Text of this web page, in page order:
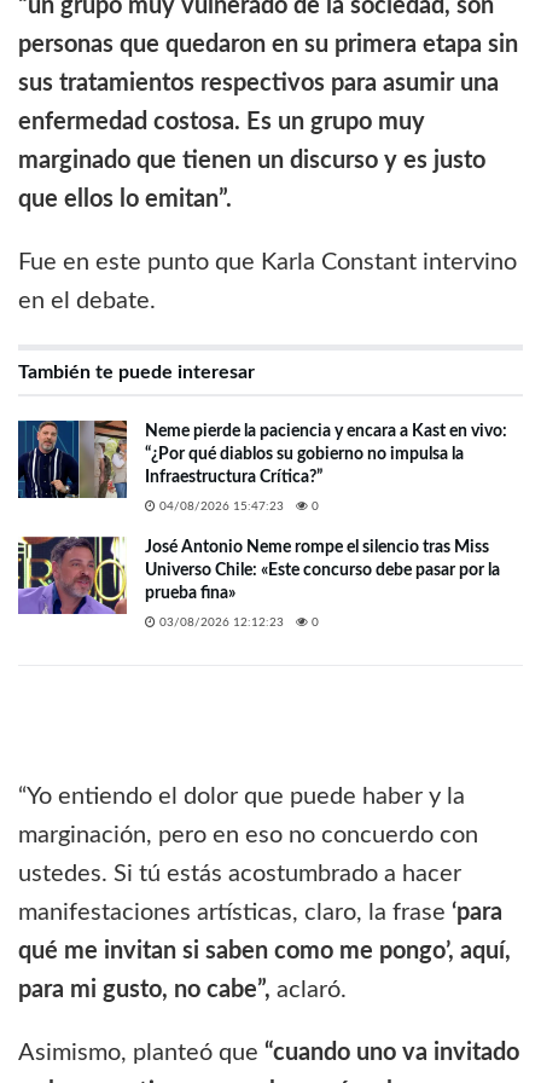
“un grupo muy vulnerado de la sociedad, son
personas que quedaron en su primera etapa sin
sus tratamientos respectivos para asumir una
enfermedad costosa. Es un grupo muy
marginado que tienen un discurso y es justo
que ellos lo emitan”.
Fue en este punto que Karla Constant intervino
en el debate.
También te puede interesar
Neme pierde la paciencia y encara a Kast en vivo:
“¿Por qué diablos su gobierno no impulsa la
Infraestructura Crítica?”
04/08/2026 15:47:23 0
José Antonio Neme rompe el silencio tras Miss
Universo Chile: «Este concurso debe pasar por la
prueba fina»
03/08/2026 12:12:23 0
“Yo entiendo el dolor que puede haber y la
marginación, pero en eso no concuerdo con
ustedes. Si tú estás acostumbrado a hacer
manifestaciones artísticas, claro, la frase ‘para
qué me invitan si saben como me pongo’, aquí,
para mi gusto, no cabe”, aclaró.
Asimismo, planteó que “cuando uno va invitado